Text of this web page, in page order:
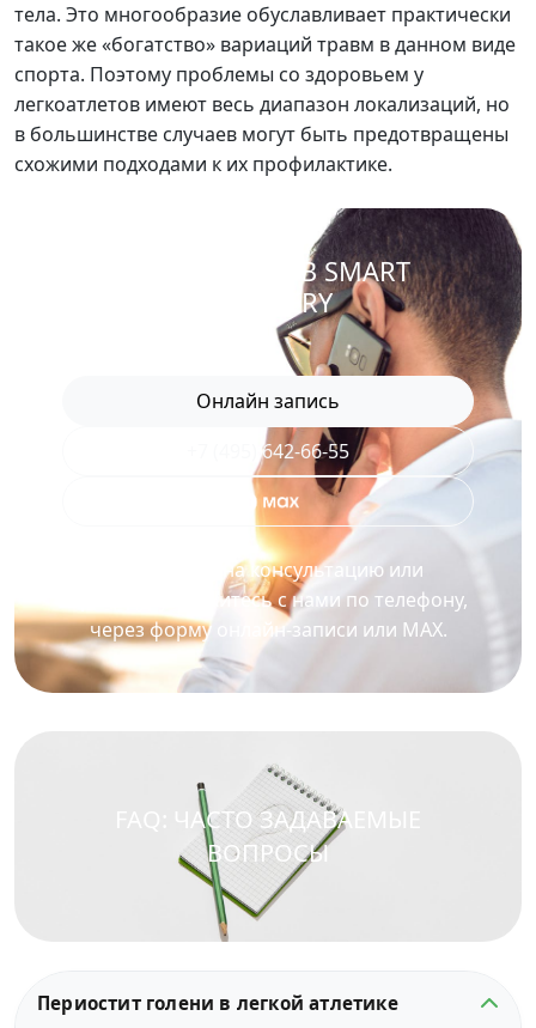
тела. Это многообразие обуславливает практически
такое же «богатство» вариаций травм в данном виде
спорта. Поэтому проблемы со здоровьем у
легкоатлетов имеют весь диапазон локализаций, но
в большинстве случаев могут быть предотвращены
схожими подходами к их профилактике.
ЗАПИСАТЬСЯ В SMART
RECOVERY
Онлайн запись
+7 (495) 642-66-55
Для записи на консультацию или
процедуру свяжитесь с нами по телефону,
через форму онлайн-записи или MAX.
FAQ: ЧАСТО ЗАДАВАЕМЫЕ
ВОПРОСЫ
Периостит голени в легкой атлетике